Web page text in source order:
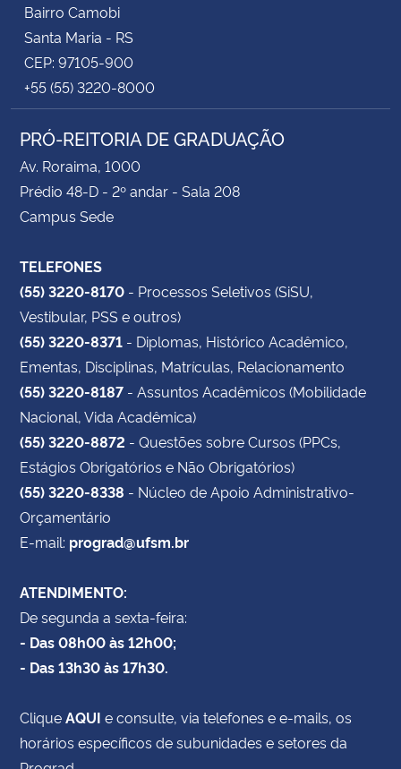
Bairro Camobi
Santa Maria - RS
CEP: 97105-900
+55 (55) 3220-8000
PRÓ-REITORIA DE GRADUAÇÃO
Av. Roraima, 1000
Prédio 48-D - 2º andar - Sala 208
Campus Sede
TELEFONES
(55) 3220-8170 - Processos Seletivos (SiSU,
Vestibular, PSS e outros)
(55) 3220-8371 - Diplomas, Histórico Acadêmico,
Ementas, Disciplinas, Matrículas, Relacionamento
(55) 3220-8187 - Assuntos Acadêmicos (Mobilidade
Nacional, Vida Acadêmica)
(55) 3220-8872 - Questões sobre Cursos (PPCs,
Estágios Obrigatórios e Não Obrigatórios)
(55) 3220-8338 - Núcleo de Apoio Administrativo-
Orçamentário
E-mail: prograd@ufsm.br
ATENDIMENTO:
De segunda a sexta-feira:
- Das 08h00 às 12h00;
- Das 13h30 às 17h30.
CliqueAQUI e consulte, via telefones e e-mails, os
horários específicos de subunidades e setores da